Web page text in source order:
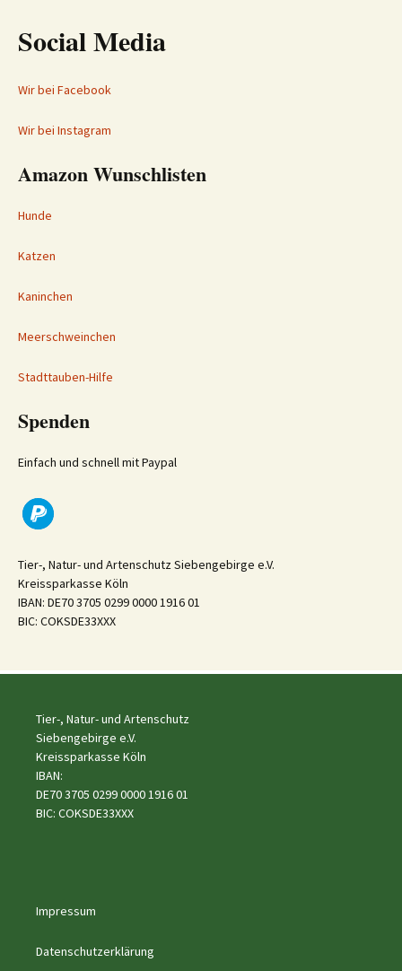
Social Media
Wir bei Facebook
Wir bei Instagram
Amazon Wunschlisten
Hunde
Katzen
Kaninchen
Meerschweinchen
Stadttauben-Hilfe
Spenden
Einfach und schnell mit Paypal
Tier-, Natur- und Artenschutz Siebengebirge e.V.
Kreissparkasse Köln
IBAN: DE70 3705 0299 0000 1916 01
BIC: COKSDE33XXX
Tier-, Natur- und Artenschutz
Siebengebirge e.V.
Kreissparkasse Köln
IBAN:
DE70 3705 0299 0000 1916 01
BIC: COKSDE33XXX
Impressum
Datenschutzerklärung